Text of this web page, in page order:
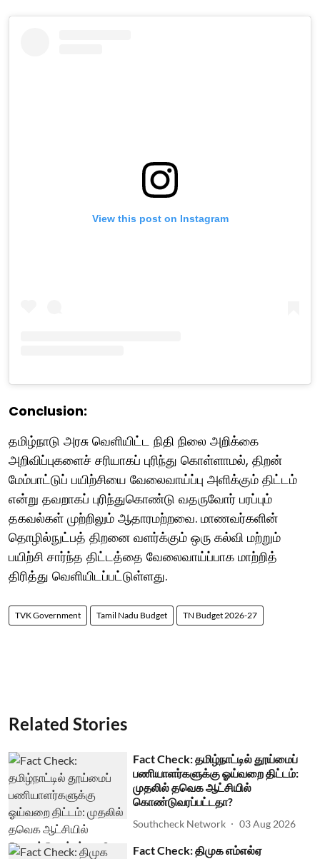
View this post on Instagram
Conclusion:
தமிழ்நாடு அரசு வெளியிட்ட நிதி நிலை அறிக்கை
அறிவிப்புகளைச் சரியாகப் புரிந்து கொள்ளாமல், திறன்
மேம்பாட்டுப் பயிற்சியை வேலைவாய்ப்பு அளிக்கும் திட்டம்
என்று தவறாகப் புரிந்துகொண்டு வதருவோர் பரப்பும்
தகவல்கள் முற்றிலும் ஆதாரமற்றவை. மாணவர்களின்
தொழில்நுட்பத் திறனை வளர்க்கும் ஒரு கல்வி மற்றும்
பயிற்சி சார்ந்த திட்டத்தை வேலைவாய்ப்பாக மாற்றித்
திரித்து வெளியிடப்பட்டுள்ளது.
TVK Government Tamil Nadu Budget TN Budget 2026-27
Related Stories
Fact Check: தமிழ்நாட்டில் தூய்மைப்
பணியாளர்களுக்கு ஓய்வறை திட்டம்:
முதலில் தவெக ஆட்சியில்
கொண்டுவரப்பட்டதா?
Southcheck Network 03 Aug 2026
Fact Check: திமுக எம்எல்ஏ